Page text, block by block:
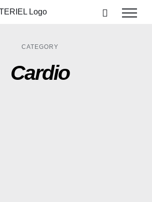
CATEGORY
Cardio